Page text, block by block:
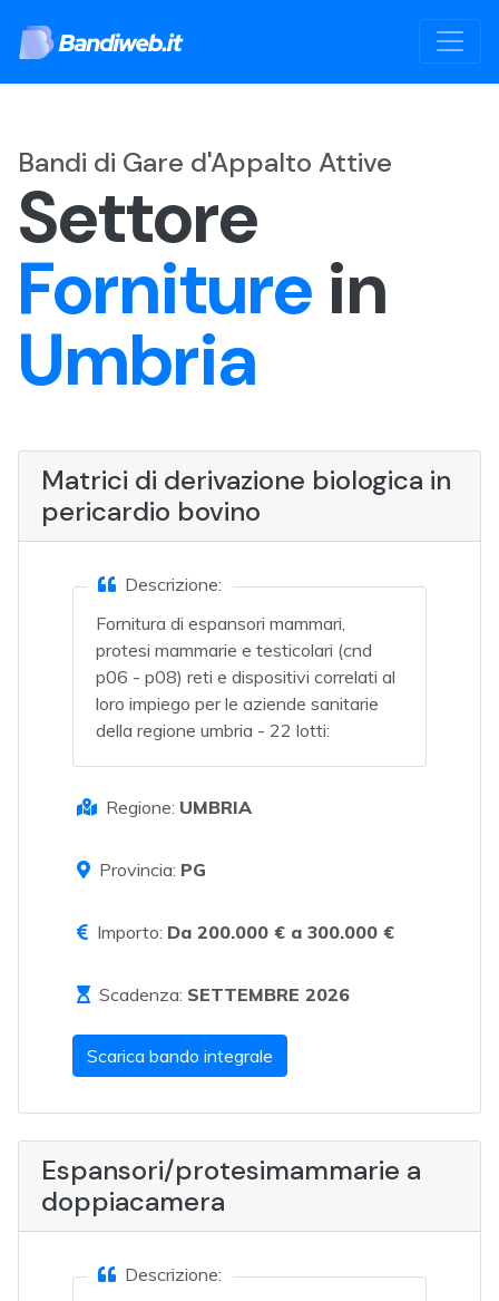
Bandi di Gare d'Appalto Attive
Settore
Forniture in
Umbria
Matrici di derivazione biologica in
pericardio bovino
Descrizione:
Fornitura di espansori mammari,
protesi mammarie e testicolari (cnd
p06 - p08) reti e dispositivi correlati al
loro impiego per le aziende sanitarie
della regione umbria - 22 lotti:
Regione: UMBRIA
Provincia: PG
Importo: Da 200.000 € a 300.000 €
Scadenza: SETTEMBRE 2026
Scarica bando integrale
Espansori/protesimammarie a
doppiacamera
Descrizione: